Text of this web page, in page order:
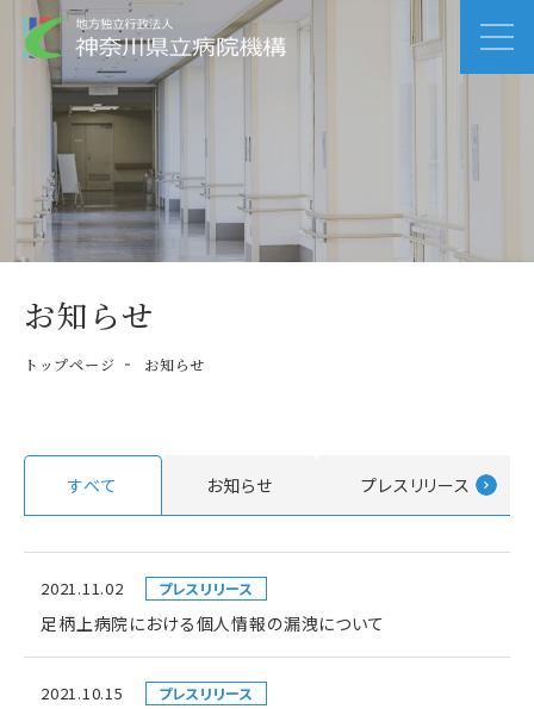
お知らせ
トップページ お知らせ
すべて お知らせ プレスリリース
2021.11.02 プレスリリース
足柄上病院における個人情報の漏洩について
2021.10.15 プレスリリース